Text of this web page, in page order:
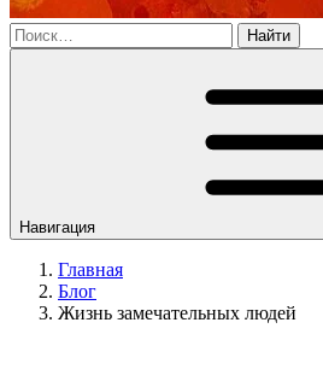
Найти
Навигация
Главная
Блог
Жизнь замечательных людей